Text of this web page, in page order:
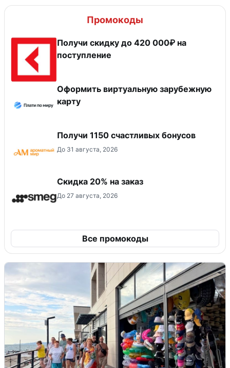
Промокоды
Получи скидку до 420 000₽ на
поступление
Оформить виртуальную зарубежную
карту
Получи 1150 счастливых бонусов
До 31 августа, 2026
Скидка 20% на заказ
До 27 августа, 2026
Все промокоды